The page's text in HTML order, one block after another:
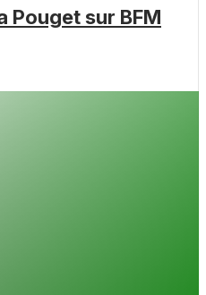
Pouget sur BFM